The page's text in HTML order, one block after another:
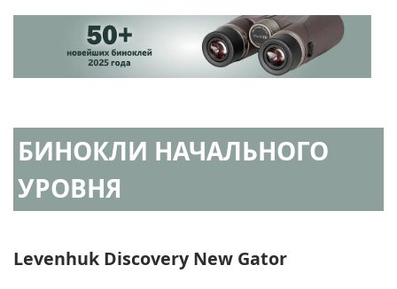
БИНОКЛИ НАЧАЛЬНОГО
УРОВНЯ
Levenhuk Discovery New Gator